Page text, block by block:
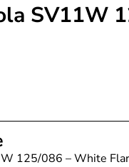
SV11W
125/086 – White